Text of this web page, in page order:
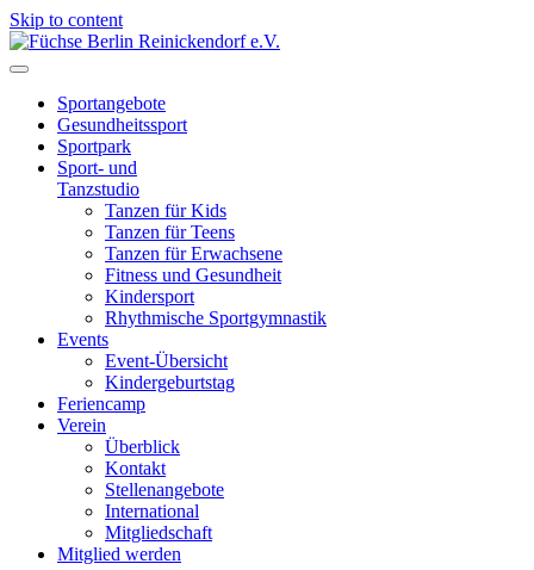
Skip to content
Sportangebote
Gesundheitssport
Sportpark
Sport- und
Tanzstudio
Tanzen für Kids
Tanzen für Teens
Tanzen für Erwachsene
Fitness und Gesundheit
Kindersport
Rhythmische Sportgymnastik
Events
Event-Übersicht
Kindergeburtstag
Feriencamp
Verein
Überblick
Kontakt
Stellenangebote
International
Mitgliedschaft
Mitglied werden